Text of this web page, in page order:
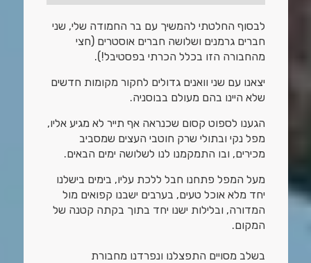
לבסוף החלטתי להמשיך עם בר החמודה שלי, שני
חברים גרמנים ושלושה חברים אוסטרים (חצי
מהחבורה הזו בכלל הכרתי בפסטיבל!).
יצאנו עם שני וואנים גדולים לחקור מקומות חדשים
שלא היינו בהם מעולם בבוסניה.
הגענו לספוט קסום שכנראה אף תייר לא מגיע אליו,
מפל נקי ובתולי שרק חוטבי העצים שמסביב
מכירים, ובו התמקמנו לנו לשלושה ימים הבאים.
מעל המפל פתחנו חבל ללכת עליו, בימים בישלנו
יחד מלא אוכל טעים, בערבים ישבנו קפואים מול
המדורה, ובלילות ישנו יחד בתוך בקתה קטנה של
המקום.
בשלב מסויים התפצלנו ונפרדנו מחבורת